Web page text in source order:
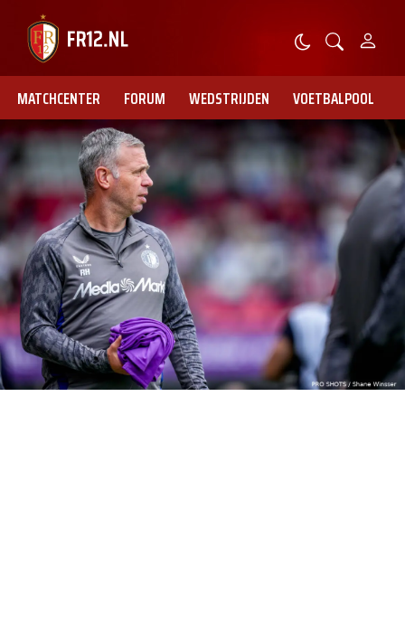
MATCHCENTER FORUM WEDSTRIJDEN VOETBALPOOL